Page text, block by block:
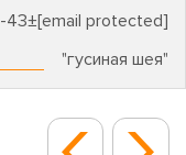
-43±[email protected]
"гусиная шея"